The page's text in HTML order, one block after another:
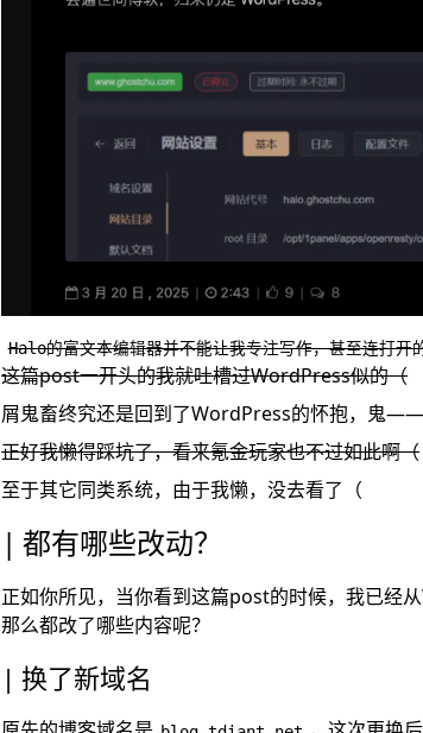
Halo的富文本编辑器并不能让我专注写作，甚至连打开
这篇post一开头的我就吐槽过WordPress似的（
屑鬼畜终究还是回到了WordPress的怀抱，鬼
正好我懒得踩坑了，看来氪金玩家也不过如此啊（
至于其它同类系统，由于我懒，没去看了（
都有哪些改动？
正如你所见，当你看到这篇post的时候，我已经
那么都改了哪些内容呢？
换了新域名